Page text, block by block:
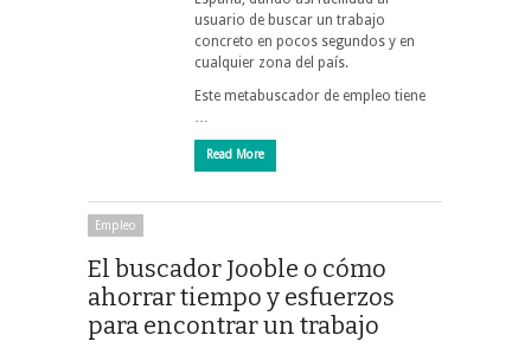
usuario de buscar un trabajo
concreto en pocos segundos y en
cualquier zona del país.
Este metabuscador de empleo tiene
Read More
Empleo
El buscador Jooble o cómo
ahorrar tiempo y esfuerzos
para encontrar un trabajo